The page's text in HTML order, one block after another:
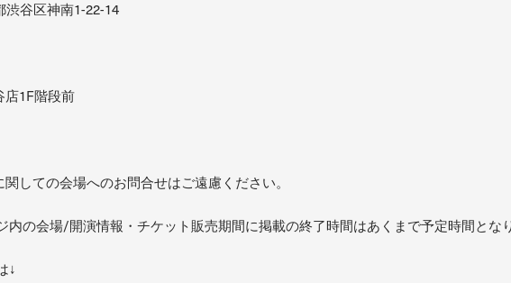
渋谷区神南1-22-14
店1F階段前
しての会場へのお問合せはご遠慮ください。
の会場/開演情報・チケット販売期間に掲載の終了時間はあくまで予定時間とな
↓